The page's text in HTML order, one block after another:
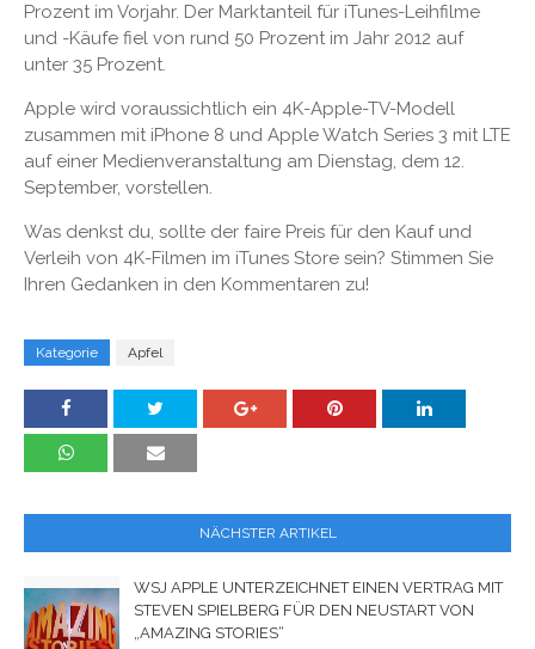
Prozent im Vorjahr. Der Marktanteil für iTunes-Leihfilme
und -Käufe fiel von rund 50 Prozent im Jahr 2012 auf
unter 35 Prozent.
Apple wird voraussichtlich ein 4K-Apple-TV-Modell
zusammen mit iPhone 8 und Apple Watch Series 3 mit LTE
auf einer Medienveranstaltung am Dienstag, dem 12.
September, vorstellen.
Was denkst du, sollte der faire Preis für den Kauf und
Verleih von 4K-Filmen im iTunes Store sein? Stimmen Sie
Ihren Gedanken in den Kommentaren zu!
Kategorie Apfel
NÄCHSTER ARTIKEL
WSJ APPLE UNTERZEICHNET EINEN VERTRAG MIT
STEVEN SPIELBERG FÜR DEN NEUSTART VON
„AMAZING STORIES“